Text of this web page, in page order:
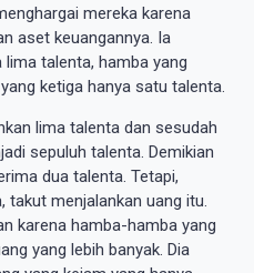
mereka karena
aset keuangannya. Ia
talenta, hamba yang
ketiga hanya satu talenta.
lima talenta dan sesudah
sepuluh talenta. Demikian
dua talenta. Tetapi,
menjalankan uang itu.
karena hamba-hamba yang
yang lebih banyak. Dia